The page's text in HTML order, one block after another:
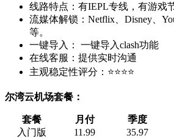
线路特点：有IEPL专线，有游戏
流媒体解锁：Netflix、Disney、
等。
一键导入： 一键导入clash功能
在线客服：提供实时沟通
主观稳定性评分：⭐⭐⭐⭐
尔湾云机场套餐：
套餐 月付 季度
入门版
11.99 35.97